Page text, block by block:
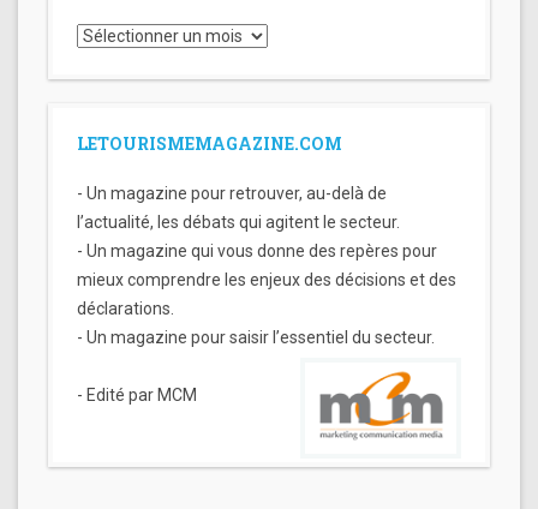
Archives
LETOURISMEMAGAZINE.COM
- Un magazine pour retrouver, au-delà de
l’actualité, les débats qui agitent le secteur.
- Un magazine qui vous donne des repères pour
mieux comprendre les enjeux des décisions et des
déclarations.
- Un magazine pour saisir l’essentiel du secteur.
- Edité par MCM